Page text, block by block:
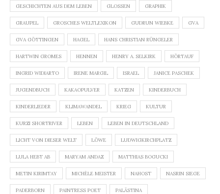
GESCHICHTEN AUS DEM LEBEN GLOSSEN GRAPHIK
GRAUPEL GROSCHES WELTLEXIKON GUDRUN WIEBKE GVA
GVA GÖTTINGEN HAGEL HANS CHRISTIAN RÜNGELER
HARTWIN GROMES HENNEN HENRY A. SELKIRK HÖRTAUF
INGRID WIDIARTO IRENE MARGIL ISRAEL JANICE PASCHEK
JUGENDBUCH KAKAOPULVER KATZEN KINDERBUCH
KINDERLIEDER KLIMAWANDEL KRIEG KULTUR
KURZI SHORTRIVER LEBEN LEBEN IN DEUTSCHLAND
LICHT VON DIESER WELT LÖWE LUDWIGKIRCHPLATZ
LULA HEBT AB MARYAM ANDAZ MATTHIAS BOGUCKI
METIN KIRIMTAY MICHÈLE MEISTER NAHOST NASRIN SIEGE
PADERBORN PAINTRESS POET PALÄSTINA